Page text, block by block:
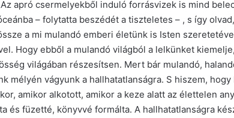
apró csermelyekből induló forrásvizek is mind
– folytatta beszédét a tiszteletes – , s így
a mi mulandó emberi életünk is Isten
Hogy ebből a mulandó világból a lelkünket kiemelje,
világában részesítsen. Mert bár mulandó,
mélyén vágyunk a hallhatatlanságra. S hiszem, hogy
amikor alkotott, amikor a keze alatt az élettelen
és füzetté, könyvvé formálta. A hallhatatlanságra